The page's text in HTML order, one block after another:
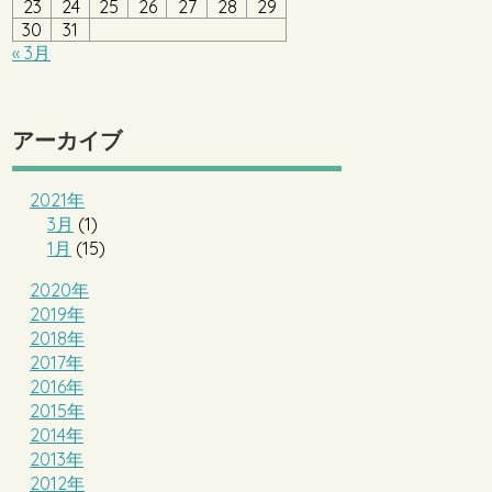
23 24 25 26 27 28
29
30
31
« 3月
アーカイブ
2021年
3月 (1)
1月 (15)
2020年
2019年
2018年
2017年
2016年
2015年
2014年
2013年
2012年